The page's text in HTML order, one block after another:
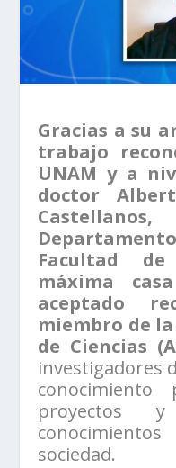
Gracias a su
trabajo
UNAM y a
doctor
Facultad
máxima
aceptado
miembro de
de Ciencias
investigadores
proyectos
sociedad.